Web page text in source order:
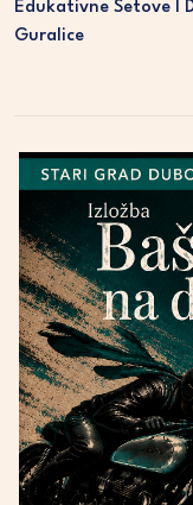
Edukativne Setove I
Guralice